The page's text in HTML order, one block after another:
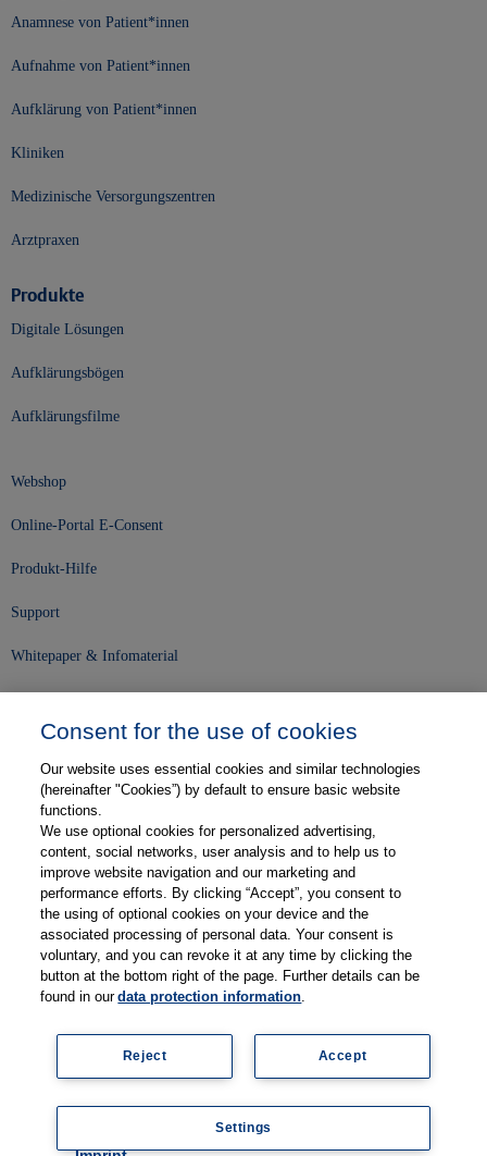
Anamnese von Patient*innen
Aufnahme von Patient*innen
Aufklärung von Patient*innen
Kliniken
Medizinische Versorgungszentren
Arztpraxen
Produkte
Digitale Lösungen
Aufklärungsbögen
Aufklärungsfilme
Webshop
Online-Portal E-Consent
Produkt-Hilfe
Support
Whitepaper & Infomaterial
Karriere
Kontakt
Web-Semniare
Anwenderberichte
Partner
Impressum Datenschutz Kontakt AGB
Consent for the use of cookies
Our website uses essential cookies and similar technologies
(hereinafter "Cookies”) by default to ensure basic website
functions.
We use optional cookies for personalized advertising,
content, social networks, user analysis and to help us to
improve website navigation and our marketing and
performance efforts. By clicking “Accept”, you consent to
the using of optional cookies on your device and the
associated processing of personal data. Your consent is
voluntary, and you can revoke it at any time by clicking the
button at the bottom right of the page. Further details can be
found in ourdata protection information.
Accept
Reject
Settings